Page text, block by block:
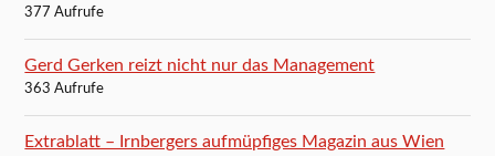
377 Aufrufe
Gerd Gerken reizt nicht nur das Management
363 Aufrufe
Extrablatt – Irnbergers aufmüpfiges Magazin aus Wien